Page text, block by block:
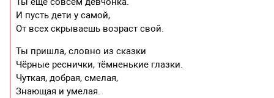
И пусть дети у самой,
От всех скрываешь возраст свой.
Ты пришла, словно из сказки
Чёрные реснички, тёмненькие глазки.
Чуткая, добрая, смелая,
Знающая и умелая.